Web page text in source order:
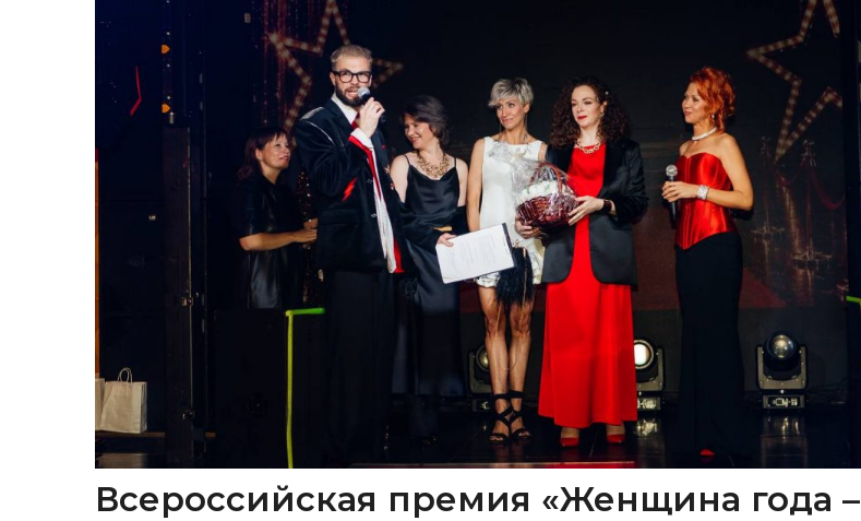
Всероссийская премия «Женщина года –